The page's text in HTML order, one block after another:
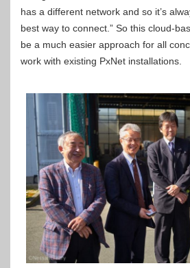
has a different network and so it’s
best way to connect.” So this cloud-
be a much easier approach for all
work with existing PxNet installations.